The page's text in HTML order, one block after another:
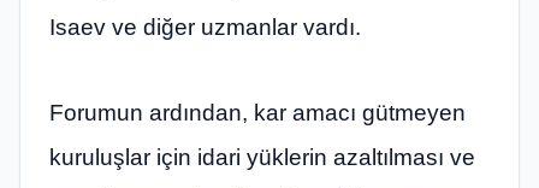
Isaev ve diğer uzmanlar vardı.
Forumun ardından, kar amacı gütmeyen
kuruluşlar için idari yüklerin azaltılması ve